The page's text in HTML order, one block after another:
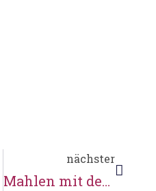
nächster
Mahlen mit dem Walzenstuhl